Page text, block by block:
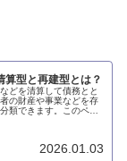
算型と再建型とは？
どを清算して債務とと
の財産や事業などを存
類できます。このペー
2026.01.03